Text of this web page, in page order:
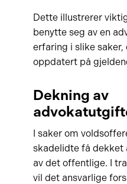
Dette illustrerer
benytte seg av en
erfaring i slike saker,
oppdatert på
Dekning av
I saker om
skadelidte få
av det offentlige. I
vil det ansvarlige